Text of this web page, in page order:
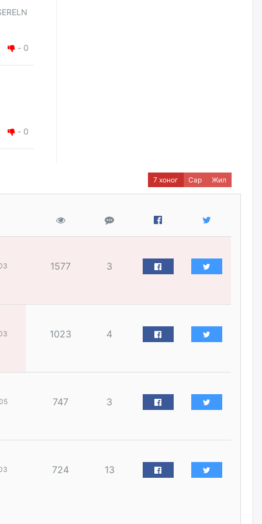
- 0
- 0
уржигдар
"Урьхан" Б.Чинбат гэж хүн
бизнес хамтрагчаа гүтгэж
хууль хяналтын байгууллагаар
уржигдар
зогсоож, Арабын орнуудаас
нийлүүлэх ажлыг сэргээх
Дэлгүүрийн 32 хуудастай
өрийн дэвтэр долоо хоногт л
АИ-92 шатахууны нийлүүлэлт
тасралтгүй үргэлжилж байна
7 хоног Сар Жил
1577 3
1023 4
747 3
724 13